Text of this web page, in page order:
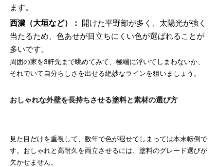
ます。
西濃（大垣など）： 開けた平野部が多く、太陽光が強く
当たるため、色あせが目立ちにくい色が選ばれることが
多いです。
周囲の家を3軒先まで眺めてみて、極端に浮いてしまわないか、
それでいて自分らしさを出せる絶妙なラインを狙いましょう。
おしゃれな外壁を長持ちさせる塗料と素材の選び方
見た目だけを重視して、数年で色が褪せてしまっては本末転倒で
す。おしゃれと高耐久を両立させるには、塗料のグレード選びが
欠かせません。